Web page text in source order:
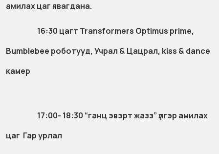
амилах цаг явагдана.
16:30 цагт Transformers Optimus prime,
Bumblebee роботууд, Учрал & Цацрал, kiss & dance
камер
17:00- 18:30 “ганц эвэрт жазз” үлгэр амилах
цаг Гар урлал